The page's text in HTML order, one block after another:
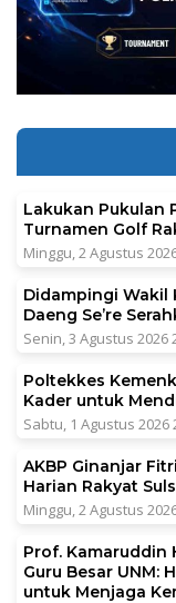
Lakukan Pukulan
Turnamen Golf
Minggu, 2 Agustus
Didampingi Wakil
Daeng Se’re
Senin, 3 Agustus 2026
Poltekkes
Kader untuk
Sabtu, 1 Agustus 2026
AKBP Ginanjar
Harian Rakyat
Minggu, 2 Agustus
Prof. Kamaruddin
Guru Besar UNM:
untuk Menjaga